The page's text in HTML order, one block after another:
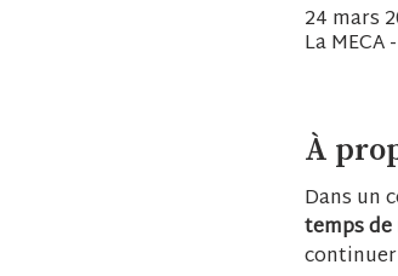
24 mars
La MECA
À
Dans un
temps